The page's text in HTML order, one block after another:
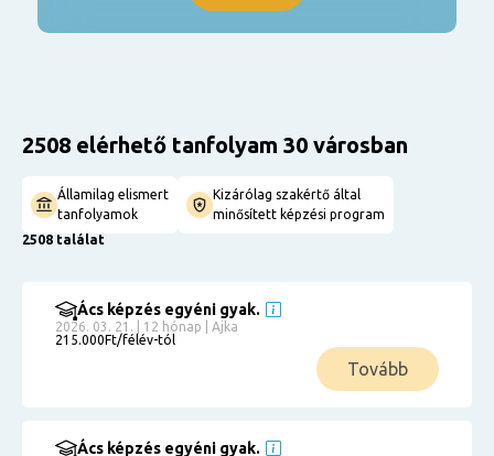
2508 elérhető tanfolyam 30 városban
Államilag elismert
tanfolyamok
Kizárólag szakértő által
minősített képzési program
2508 találat
Ács képzés egyéni gyak.
2026. 03. 21. | 12 hónap | Ajka
215.000Ft/félév-tól
Tovább
Ács képzés egyéni gyak.